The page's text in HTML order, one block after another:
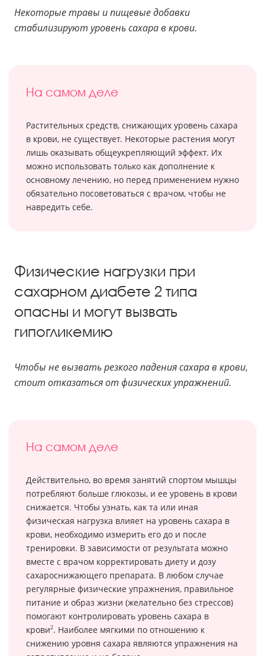
Некоторые травы и пищевые добавки
стабилизируют уровень сахара в крови.
На самом деле
Растительных средств, снижающих уровень сахара
в крови, не существует. Некоторые растения могут
лишь оказывать общеукрепляющий эффект. Их
можно использовать только как дополнение к
основному лечению, но перед применением нужно
обязательно посоветоваться с врачом, чтобы не
навредить себе.
Физические нагрузки при
сахарном диабете 2 типа
опасны и могут вызвать
гипогликемию
Чтобы не вызвать резкого падения сахара в крови,
стоит отказаться от физических упражнений.
На самом деле
Действительно, во время занятий спортом мышцы
потребляют больше глюкозы, и ее уровень в крови
снижается. Чтобы узнать, как та или иная
физическая нагрузка влияет на уровень сахара в
крови, необходимо измерить его до и после
тренировки. В зависимости от результата можно
вместе с врачом корректировать диету и дозу
сахароснижающего препарата. В любом случае
регулярные физические упражнения, правильное
питание и образ жизни (желательно без стрессов)
помогают контролировать уровень сахара в
крови2. Наиболее мягкими по отношению к
снижению уровня сахара являются упражнения на